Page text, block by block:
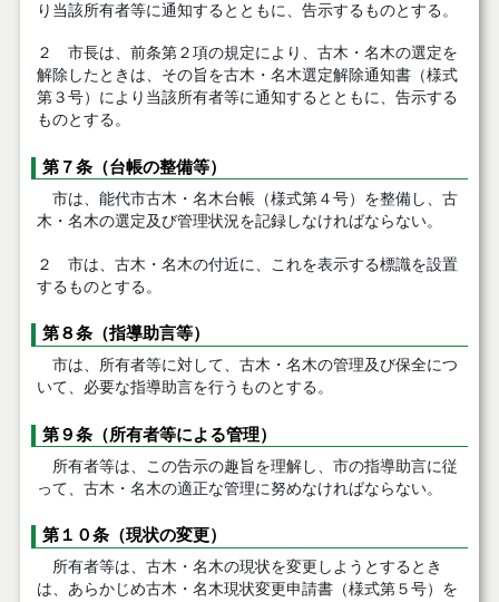
り当該所有者等に通知するとともに、告示するものとする。
２ 市長は、前条第２項の規定により、古木・名木の選定を
解除したときは、その旨を古木・名木選定解除通知書（様式
第３号）により当該所有者等に通知するとともに、告示する
ものとする。
第７条（台帳の整備等）
市は、能代市古木・名木台帳（様式第４号）を整備し、古
木・名木の選定及び管理状況を記録しなければならない。
２ 市は、古木・名木の付近に、これを表示する標識を設置
するものとする。
第８条（指導助言等）
市は、所有者等に対して、古木・名木の管理及び保全につ
いて、必要な指導助言を行うものとする。
第９条（所有者等による管理）
所有者等は、この告示の趣旨を理解し、市の指導助言に従
って、古木・名木の適正な管理に努めなければならない。
第１０条（現状の変更）
所有者等は、古木・名木の現状を変更しようとするとき
は、あらかじめ古木・名木現状変更申請書（様式第５号）を